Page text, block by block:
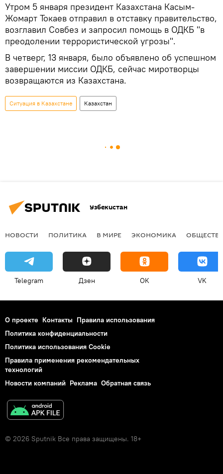
Утром 5 января президент Казахстана Касым-
Жомарт Токаев отправил в отставку правительство,
возглавил Совбез и запросил помощь в ОДКБ "в
преодолении террористической угрозы".
В четверг, 13 января, было объявлено об успешном
завершении миссии ОДКБ, сейчас миротворцы
возвращаются из Казахстана.
Ситуация в Казахстане Казахстан
Узбекистан
НОВОСТИ ПОЛИТИКА В МИРЕ ЭКОНОМИКА
Telegram Дзен OK VK
О проекте Контакты Правила использования
Политика конфиденциальности
Политика использования Cookie
Правила применения рекомендательных
технологий
Новости компаний Реклама Обратная связь
© 2026 Sputnik Все права защищены. 18+